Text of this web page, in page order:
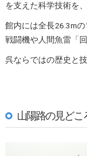
を支えた科学技術を
館内には全長26.3m
戦闘機や人間魚雷「
呉ならではの歴史と
山陽路の見どこ